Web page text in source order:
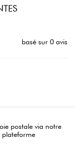
basé sur 0 avis